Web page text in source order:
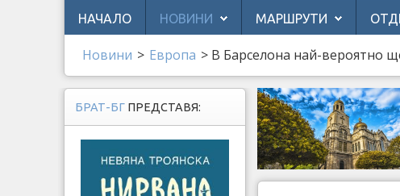
НАЧАЛО НОВИНИ МАРШРУТИ
Новини > Европа > В Барселона най-вероятно
БРАТ-БГ ПРЕДСТАВЯ: